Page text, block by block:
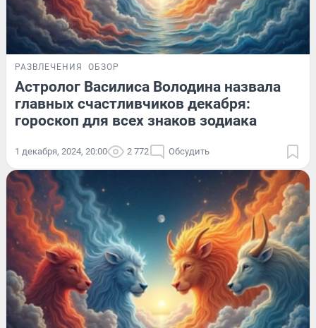
РАЗВЛЕЧЕНИЯ ОБЗОР
Астролог Василиса Володина назвала
главных счастливчиков декабря:
гороскоп для всех знаков зодиака
1 декабря, 2024, 20:00 2 772 Обсудить